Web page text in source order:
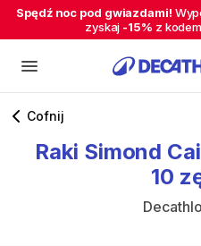
Spędź noc pod gwiazdami!
zyskaj -15% z kodem
Cofnij
Raki Simond
10